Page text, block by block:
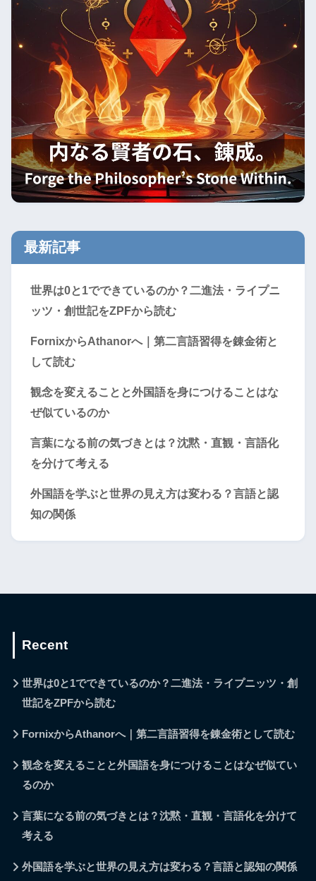
最新記事
世界は0と1でできているのか？二進法・ライプニ
ッツ・創世記をZPFから読む
FornixからAthanorへ｜第二言語習得を錬金術と
して読む
観念を変えることと外国語を身につけることはな
ぜ似ているのか
言葉になる前の気づきとは？沈黙・直観・言語化
を分けて考える
外国語を学ぶと世界の見え方は変わる？言語と認
知の関係
Recent
世界は0と1でできているのか？二進法・ライプニッツ・創
世記をZPFから読む
FornixからAthanorへ｜第二言語習得を錬金術として読む
観念を変えることと外国語を身につけることはなぜ似てい
るのか
言葉になる前の気づきとは？沈黙・直観・言語化を分けて
考える
外国語を学ぶと世界の見え方は変わる？言語と認知の関係